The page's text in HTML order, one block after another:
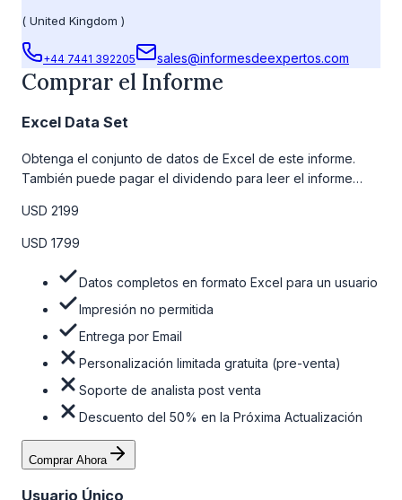
( United Kingdom )
+44 7441 392205 sales@informesdeexpertos.com
Comprar el Informe
Excel Data Set
Obtenga el conjunto de datos de Excel de este informe.
También puede pagar el dividendo para leer el informe
la tabla de precios a continuación.
USD 2199
USD 1799
Datos completos en formato Excel para un usuario
Impresión no permitida
Entrega por Email
Personalización limitada gratuita (pre-venta)
Soporte de analista post venta
Descuento del 50% en la Próxima Actualización
Comprar Ahora
Usuario Único